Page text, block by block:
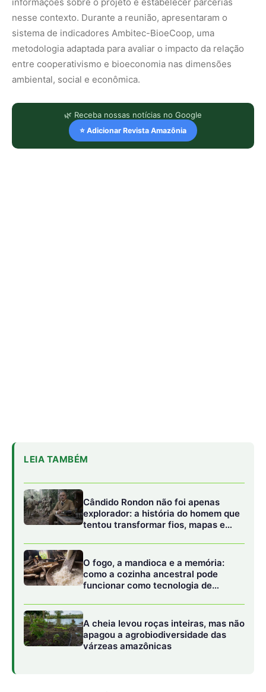
nesse contexto. Durante a reunião, apresentaram o
sistema de indicadores Ambitec-BioeCoop, uma
metodologia adaptada para avaliar o impacto da relação
entre cooperativismo e bioeconomia nas dimensões
ambiental, social e econômica.
🌿 Receba nossas notícias no Google
⭐ Adicionar Revista Amazônia
O Ambitec-BioeCoop é uma extensão do Ambitec-Agro,
uma metodologia já consolidada utilizada pela Embrapa
para avaliar o impacto de suas tecnologias. O projeto,
liderado pelo pesquisador da Embrapa Amazônia
Oriental, Lindomar Silva, busca entender como as
cooperativas e seus membros estão sendo impactados
pela relação entre cooperativismo e bioeconomia.
Através da coleta de dados e análise, o projeto visa
identificar maneiras de aprimorar essa relação,
promovendo o desenvolvimento econômico, a geração